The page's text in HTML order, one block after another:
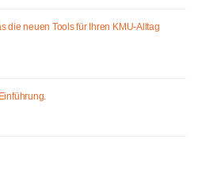
die neuen Tools für Ihren KMU-Alltag